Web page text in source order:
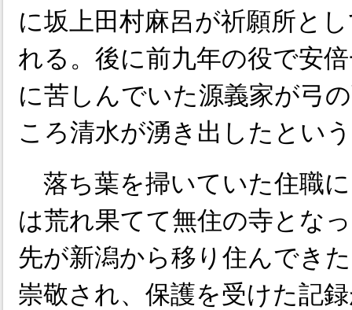
に坂上田村麻呂が祈願所と
れる。後に前九年の役で安
に苦しんでいた源義家が弓
ころ清水が湧き出したとい
落ち葉を掃いていた住職
は荒れ果てて無住の寺とな
先が新潟から移り住んでき
崇敬され、保護を受けた記